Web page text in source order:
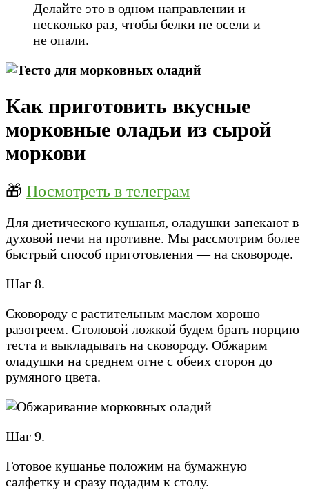
Делайте это в одном направлении и
несколько раз, чтобы белки не осели и
не опали.
Как приготовить вкусные
морковные оладьи из сырой
моркови
🎁 Посмотреть в телеграм
Для диетического кушанья, оладушки запекают в
духовой печи на противне. Мы рассмотрим более
быстрый способ приготовления — на сковороде.
Шаг 8.
Сковороду с растительным маслом хорошо
разогреем. Столовой ложкой будем брать порцию
теста и выкладывать на сковороду. Обжарим
оладушки на среднем огне с обеих сторон до
румяного цвета.
Шаг 9.
Готовое кушанье положим на бумажную
салфетку и сразу подадим к столу.